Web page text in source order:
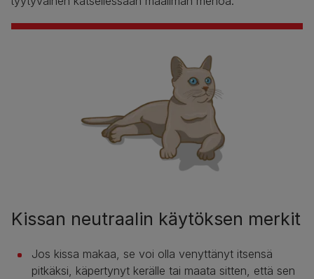
Kissan neutraalin käytöksen merkit
Jos kissa makaa, se voi olla venyttänyt itsensä
pitkäksi, käpertynyt kerälle tai maata sitten, että sen